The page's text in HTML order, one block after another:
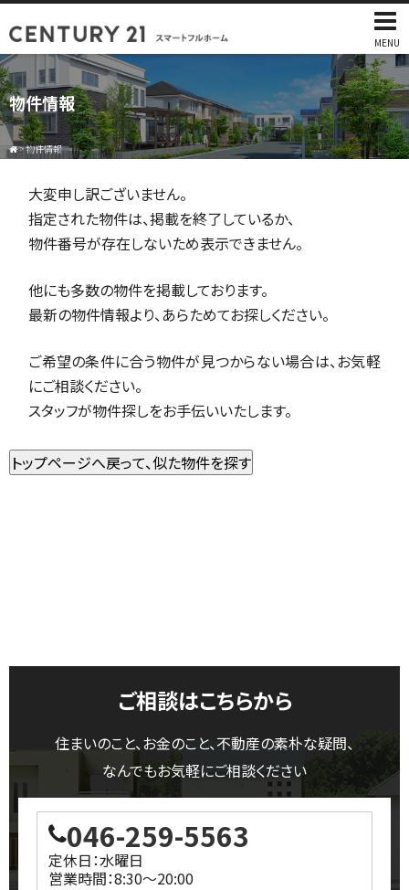
MENU
物件情報
>物件情報
大変申し訳ございません。
指定された物件は、掲載を終了しているか、
物件番号が存在しないため表示できません。
他にも多数の物件を掲載しております。
最新の物件情報より、あらためてお探しください。
ご希望の条件に合う物件が見つからない場合は、お気軽
にご相談ください。
スタッフが物件探しをお手伝いいたします。
ご相談はこちらから
住まいのこと、お金のこと、不動産の素朴な疑問、
なんでもお気軽にご相談ください
046-259-5563
定休日：水曜日
営業時間：8:30～20:00